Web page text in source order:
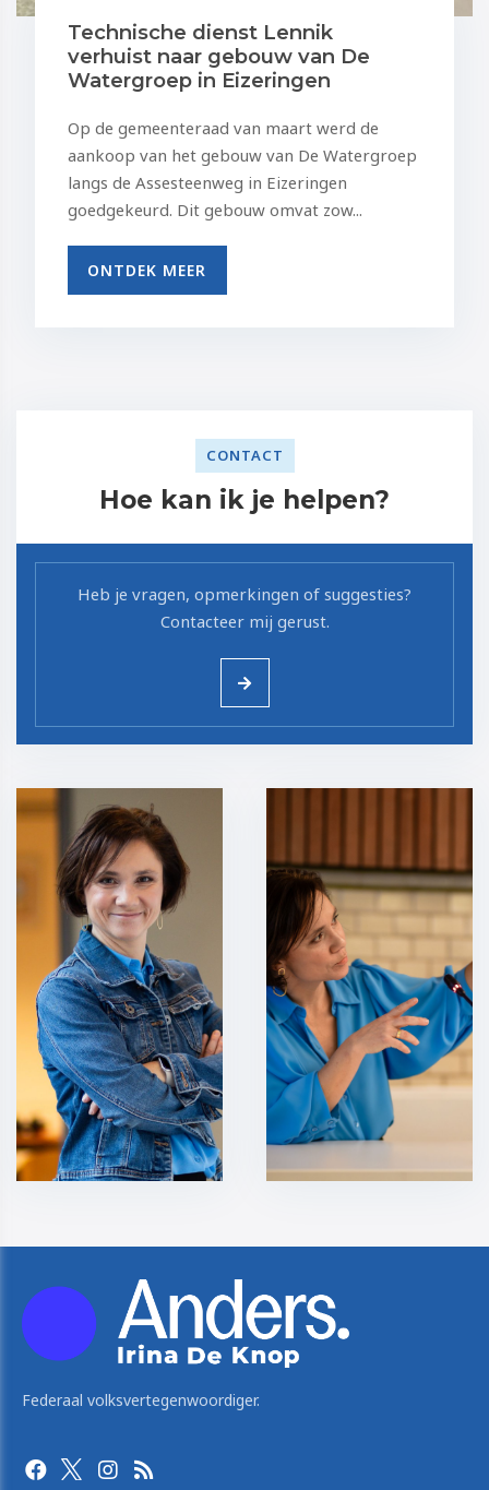
Technische dienst Lennik
verhuist naar gebouw van De
Watergroep in Eizeringen
Op de gemeenteraad van maart werd de
aankoop van het gebouw van De Watergroep
langs de Assesteenweg in Eizeringen
goedgekeurd. Dit gebouw omvat zow...
ONTDEK MEER
CONTACT
Hoe kan ik je helpen?
Heb je vragen, opmerkingen of suggesties?
Contacteer mij gerust.
Federaal volksvertegenwoordiger.